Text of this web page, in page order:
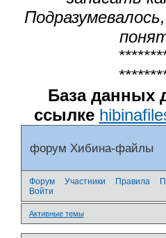
База данных
ссылке
форум Хибина-файлы
Форум Участники Правила
Войти
Активные темы